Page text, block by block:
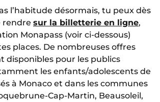
l’habitude désormais, tu peux dès
rendre sur la billetterie en ligne,
Monapass (voir ci-dessous)
places. De nombreuses offres
disponibles pour les publics
les enfants/adolescents de
à Monaco et dans les communes
Cap-Martin, Beausoleil,